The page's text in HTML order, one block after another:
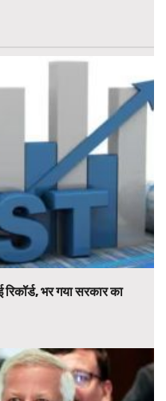
भर गया सरकार का